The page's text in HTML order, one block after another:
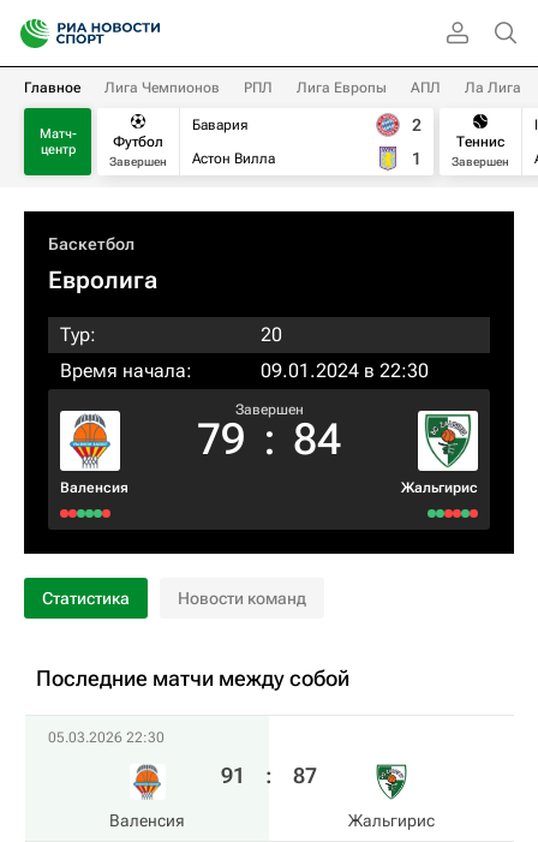
Главное Лига Чемпионов РПЛ Лига Европы АПЛ Ла Лига
Матч-
центр
Футбол
Завершен
Бавария
Астон Вилла
2
1
Теннис
Завершен
Баскетбол
Евролига
Тур:
20
Время начала:
09.01.2024 в 22:30
Валенсия
Завершен
79 : 84
Жальгирис
Статистика Новости команд
Последние матчи между собой
05.03.2026 22:30
Валенсия
91 : 87
Жальгирис